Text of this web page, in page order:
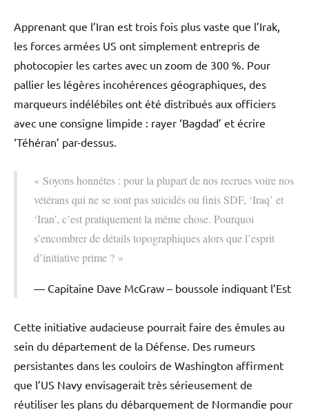
Apprenant que l’Iran est trois fois plus vaste que l’Irak,
les forces armées US ont simplement entrepris de
photocopier les cartes avec un zoom de 300 %. Pour
pallier les légères incohérences géographiques, des
marqueurs indélébiles ont été distribués aux officiers
avec une consigne limpide : rayer ‘Bagdad’ et écrire
‘Téhéran’ par-dessus.
« Soyons honnêtes : pour la plupart de nos recrues voire nos
vétérans qui ne se sont pas suicidés ou finis SDF, ‘Iraq’ et
‘Iran’, c’est pratiquement la même chose. Pourquoi
s’encombrer de détails topographiques alors que l’esprit
d’initiative prime ? »
Capitaine Dave McGraw – boussole indiquant l’Est
Cette initiative audacieuse pourrait faire des émules au
sein du département de la Défense. Des rumeurs
persistantes dans les couloirs de Washington affirment
que l’US Navy envisagerait très sérieusement de
réutiliser les plans du débarquement de Normandie pour